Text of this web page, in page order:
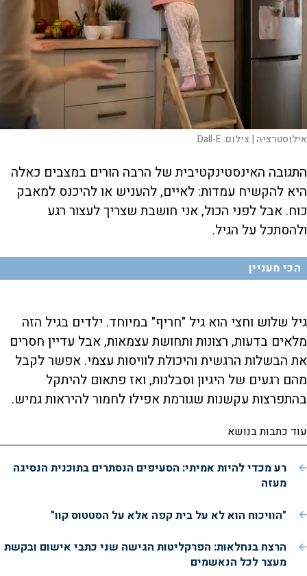
אילוסטרציה | צילום:Dall-E
התגובה האינסטינקטיבית של הרבה הורים במצבים כאלה
היא להקשיח עמדות: לאיים, להעניש או להיכנס למאבק
כוח. אבל לפני הכול, אני חושבת שצריך לעצור רגע
ולהסתכל על הגיל.
הכי מעניין
גיל שלוש וחצי הוא גיל "חריף" במיוחד. ילדים בגיל הזה
מלאים בדעות, רצונות ותחושת עצמאות, אבל עדיין חסרים
את הבשלות הרגשית והיכולת לוויסות עצמי. אפשר לקבל
מהם רגעים של היגיון וסבלנות, ואז פתאום להיתקל
בהתפרצות עקשנות שגורמת אפילו לחמור להיראות גמיש.
עוד כתבות בנושא
רע מכדי להיות אמיתי: הסעיפים הנסתרים בתוכנית הנסיגה
מעזה
"הוויכוח הוא לא על בית קפה אלא על הסטטוס קוו"
הרצח בנחלאות: הפרקליטות הגישה שני כתבי אישום ובקשת
מעצר לכל הנאשמים